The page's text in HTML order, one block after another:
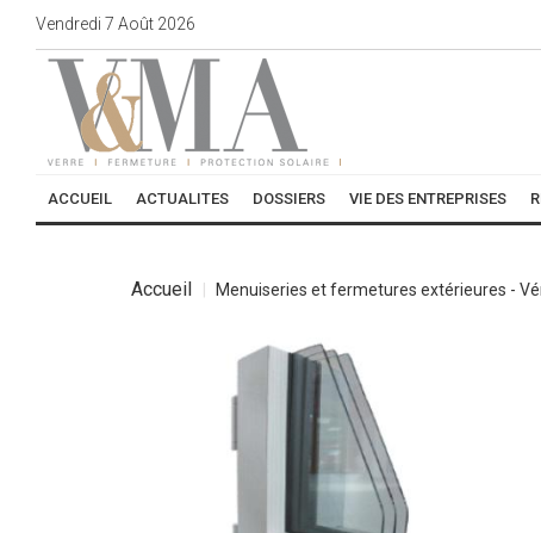
Vendredi 7 Août 2026
ACCUEIL ACTUALITES DOSSIERS VIE DES ENTREPRISES
Accueil Menuiseries et fermetures extérieures -